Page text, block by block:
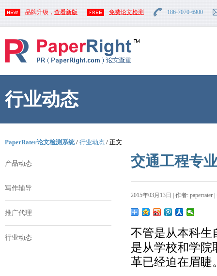
品牌升级， 查看新版 免费论文检测 186-7070-6900
行业动态
PaperRater论文检测系统/ 行业动态 / 正文
产品动态
写作辅导
推广代理
行业动态
交通工程专
2015年03月13日 | 作者: paperrater
不管是从本科生
是从学校和学院
革已经迫在眉睫